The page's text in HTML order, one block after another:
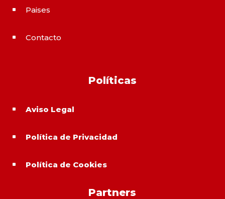
^ Paises
^ Contacto
Políticas
^ Aviso Legal
^ Política de Privacidad
^ Política de Cookies
Partners